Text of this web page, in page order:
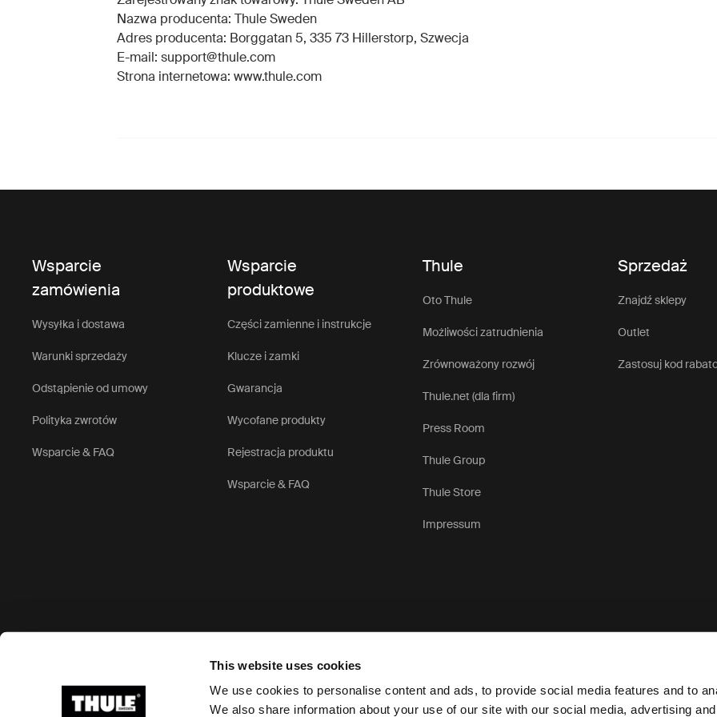
This website uses cookies
We use cookies to personalise content and ads, to provide social media features and to
We also share information about your use of our site with our social media, advertising
Nazwa producenta: Thule Sweden
Adres producenta: Borggatan 5, 335 73 Hillerstorp, Szwecja
E-mail: support@thule.com
Strona internetowa: www.thule.com
Wsparcie
zamówienia
Wysyłka i dostawa
Warunki sprzedaży
Odstąpienie od umowy
Polityka zwrotów
Wsparcie & FAQ
Wsparcie
produktowe
Części zamienne i instrukcje
Klucze i zamki
Gwarancja
Wycofane produkty
Rejestracja produktu
Wsparcie & FAQ
Thule
Oto Thule
Możliwości zatrudnienia
Zrównoważony rozwój
Thule.net (dla firm)
Press Room
Thule Group
Thule Store
Impressum
Sprzedaż
Znajdź sklepy
Outlet
Zastosuj kod